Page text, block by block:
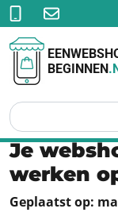
BEGINNEN
Je
werken
Geplaatst op: